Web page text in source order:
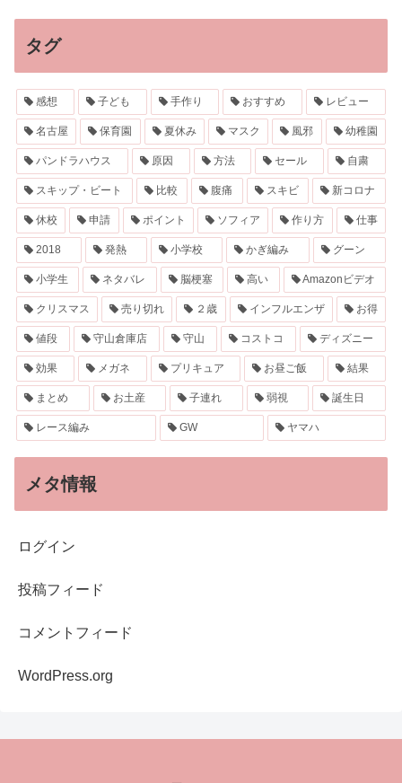
タグ
感想 子ども 手作り おすすめ レビュー
名古屋 保育園 夏休み マスク 風邪 幼稚園
パンドラハウス 原因 方法 セール 自粛
スキップ・ビート 比較 腹痛 スキビ 新コロナ
休校 申請 ポイント ソフィア 作り方 仕事
2018 発熱 小学校 かぎ編み グーン
小学生 ネタバレ 脳梗塞 高い Amazonビデオ
クリスマス 売り切れ ２歳 インフルエンザ お得
値段 守山倉庫店 守山 コストコ ディズニー
効果 メガネ プリキュア お昼ご飯 結果
まとめ お土産 子連れ 弱視 誕生日
レース編み GW ヤマハ
メタ情報
ログイン
投稿フィード
コメントフィード
WordPress.org